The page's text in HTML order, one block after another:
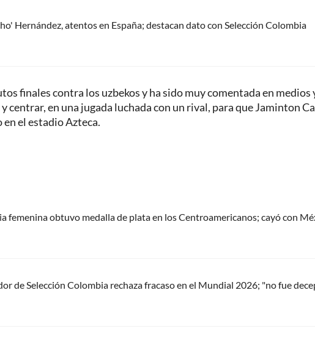
Hernández, atentos en España; destacan dato con Selección Colombia
finales contra los uzbekos y ha sido muy comentada en medios
centrar, en una jugada luchada con un rival, para que Jaminton
el estadio Azteca.
femenina obtuvo medalla de plata en los Centroamericanos; cayó con
de Selección Colombia rechaza fracaso en el Mundial 2026; "no fue